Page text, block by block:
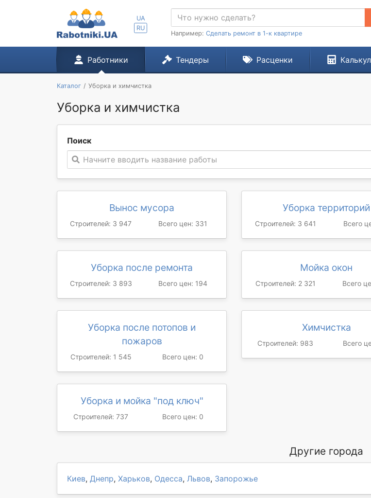
UA
RU
Например: Сделать ремонт в 1-к квартире
Работники Тендеры Расценки
Каталог Уборка и химчистка
Уборка и химчистка
Поиск
Начните вводить название работы
Вынос мусора
Строителей: 3 947 Всего цен: 331
Уборка территорий
Строителей: 3 641 Всего
Уборка после ремонта
Строителей: 3 893 Всего цен: 194
Мойка окон
Строителей: 2 321 Всего
Уборка после потопов и
пожаров
Строителей: 1 545 Всего цен: 0
Химчистка
Строителей: 983 Всего
Уборка и мойка "под ключ"
Строителей: 737 Всего цен: 0
Другие города
Киев, Днепр, Харьков, Одесса, Львов, Запорожье